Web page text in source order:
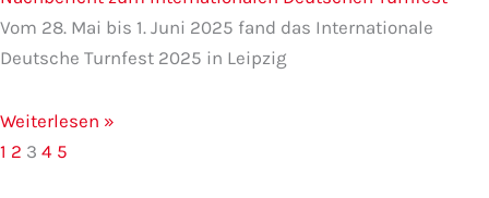
Vom 28. Mai bis 1. Juni 2025 fand das Internationale
Deutsche Turnfest 2025 in Leipzig
Weiterlesen »
1 2 3 4 5